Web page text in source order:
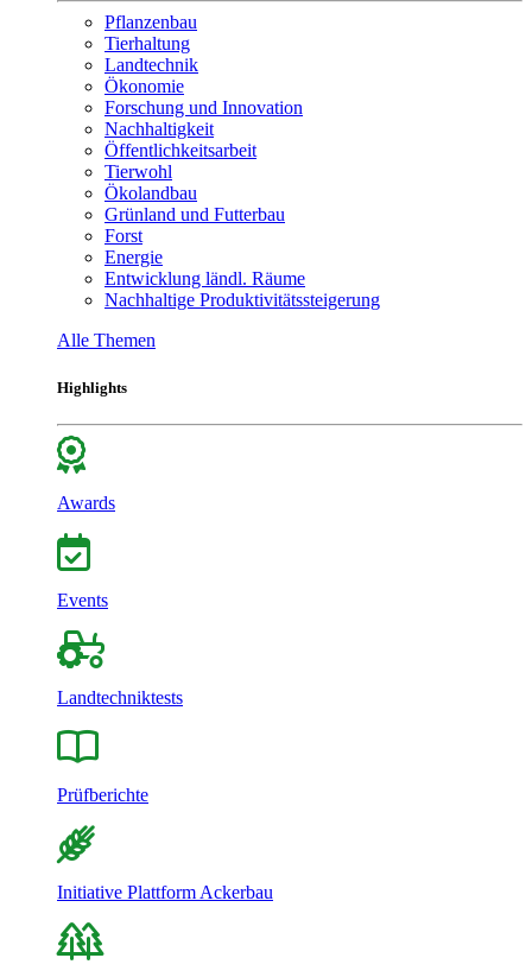
Pflanzenbau
Tierhaltung
Landtechnik
Ökonomie
Forschung und Innovation
Nachhaltigkeit
Öffentlichkeitsarbeit
Tierwohl
Ökolandbau
Grünland und Futterbau
Forst
Energie
Entwicklung ländl. Räume
Nachhaltige Produktivitätssteigerung
Alle Themen
Highlights
Awards
Events
Landtechniktests
Prüfberichte
Initiative Plattform Ackerbau